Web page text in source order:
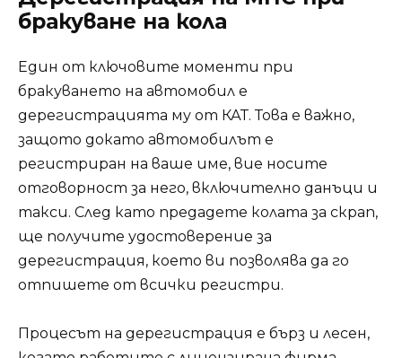
бракуване на кола
Един от ключовите моменти при
бракуването на автомобил е
дерегистрацията му от КАТ. Това е важно,
защото докато автомобилът е
регистриран на ваше име, вие носите
отговорност за него, включително данъци и
такси. След като предадете колата за скрап,
ще получите удостоверение за
дерегистрация, което ви позволява да го
отпишете от всички регистри.
Процесът на дерегистрация е бърз и лесен,